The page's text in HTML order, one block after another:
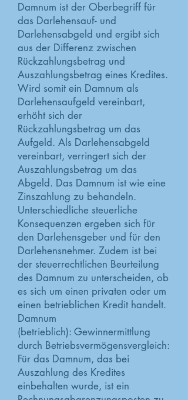
Damnum ist der Oberbegriff für
das Darlehensauf- und
Darlehensabgeld und ergibt sich
aus der Differenz zwischen
Rückzahlungsbetrag und
Auszahlungsbetrag eines Kredites.
Wird somit ein Damnum als
Darlehensaufgeld vereinbart,
erhöht sich der
Rückzahlungsbetrag um das
Aufgeld. Als Darlehensabgeld
vereinbart, verringert sich der
Auszahlungsbetrag um das
Abgeld. Das Damnum ist wie eine
Zinszahlung zu behandeln.
Unterschiedliche steuerliche
Konsequenzen ergeben sich für
den Darlehensgeber und für den
Darlehensnehmer. Zudem ist bei
der steuerrechtlichen Beurteilung
des Damnum zu unterscheiden, ob
es sich um einen privaten oder um
einen betrieblichen Kredit handelt.
Damnum
(betrieblich): Gewinnermittlung
durch Betriebsvermögensvergleich:
Für das Damnum, das bei
Auszahlung des Kredites
einbehalten wurde, ist ein